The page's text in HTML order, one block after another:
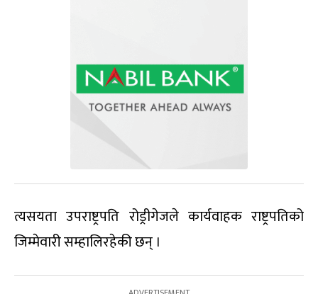
त्यसयता उपराष्ट्रपति रोड्रीगेजले कार्यवाहक राष्ट्रपतिको
जिम्मेवारी सम्हालिरहेकी छन् ।